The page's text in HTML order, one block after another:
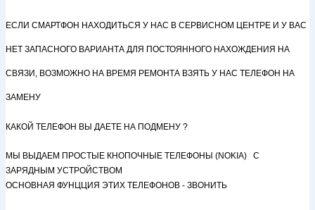
ЕСЛИ СМАРТФОН НАХОДИТЬСЯ У НАС В СЕРВИСНОМ ЦЕНТРЕ И У ВАС
НЕТ ЗАПАСНОГО ВАРИАНТА ДЛЯ ПОСТОЯННОГО НАХОЖДЕНИЯ НА
СВЯЗИ, ВОЗМОЖНО НА ВРЕМЯ РЕМОНТА ВЗЯТЬ У НАС ТЕЛЕФОН НА
ЗАМЕНУ
КАКОЙ ТЕЛЕФОН ВЫ ДАЕТЕ НА ПОДМЕНУ ?
МЫ ВЫДАЕМ ПРОСТЫЕ КНОПОЧНЫЕ ТЕЛЕФОНЫ (NOKIA) С
ЗАРЯДНЫМ УСТРОЙСТВОМ
ОСНОВНАЯ ФУНЦЦИЯ ЭТИХ ТЕЛЕФОНОВ - ЗВОНИТЬ